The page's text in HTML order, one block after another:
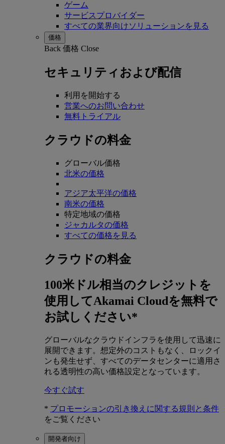
ゲーム
サービスプロバイダー
すべての業界向けソリューションを見る
価格
Back 価格 Close
セキュリティおよび配信
利用を開始する
営業へのお問い合わせ
無料トライアル
クラウドの料金
グローバル価格
北米の価格
アジア太平洋の価格
南米の価格
特定地域の価格
ジャカルタの価格
すべての価格を見る
クラウドの料金
100米ドル相当のクレジットを
使用してAkamai Cloudを無料で
お試しください*
グローバルなクラウドインフラを使用して迅速に
展開できます。想定外のコストもなく、ロックイ
ンも発生せず、すべてのデータセンターに適用さ
れる透明性の高い価格設定となっています。
今すぐ試す
* プロモーションの引き換えに関する規則と条件
をご覧ください
開発者向け